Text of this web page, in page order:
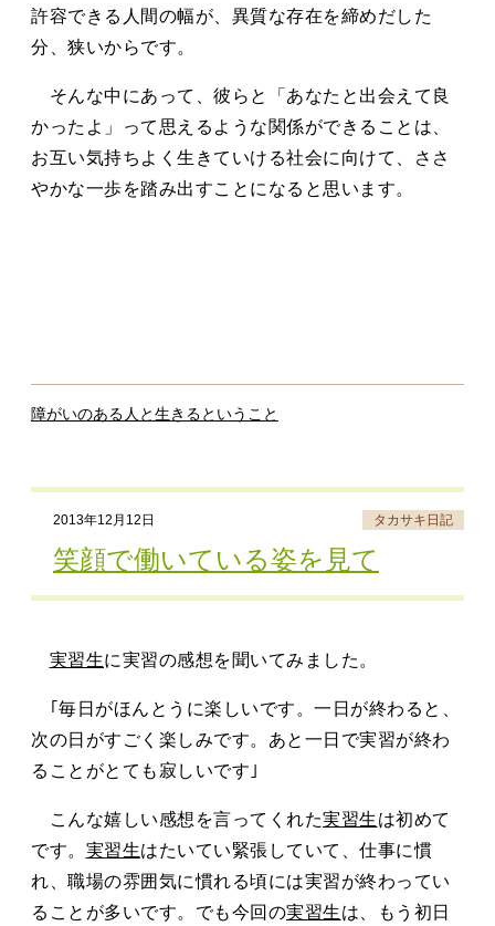
許容できる人間の幅が、異質な存在を締めだした
分、狭いからです。
そんな中にあって、彼らと「あなたと出会えて良
かったよ」って思えるような関係ができることは、
お互い気持ちよく生きていける社会に向けて、ささ
やかな一歩を踏み出すことになると思います。
障がいのある人と生きるということ
2013年12月12日 タカサキ日記
笑顔で働いている姿を見て
実習生に実習の感想を聞いてみました。
｢毎日がほんとうに楽しいです。一日が終わると、
次の日がすごく楽しみです。あと一日で実習が終わ
ることがとても寂しいです｣
こんな嬉しい感想を言ってくれた実習生は初めて
です。 実習生はたいてい緊張していて、仕事に慣
れ、職場の雰囲気に慣れる頃には実習が終わってい
ることが多いです。でも今回の実習生は、もう初日